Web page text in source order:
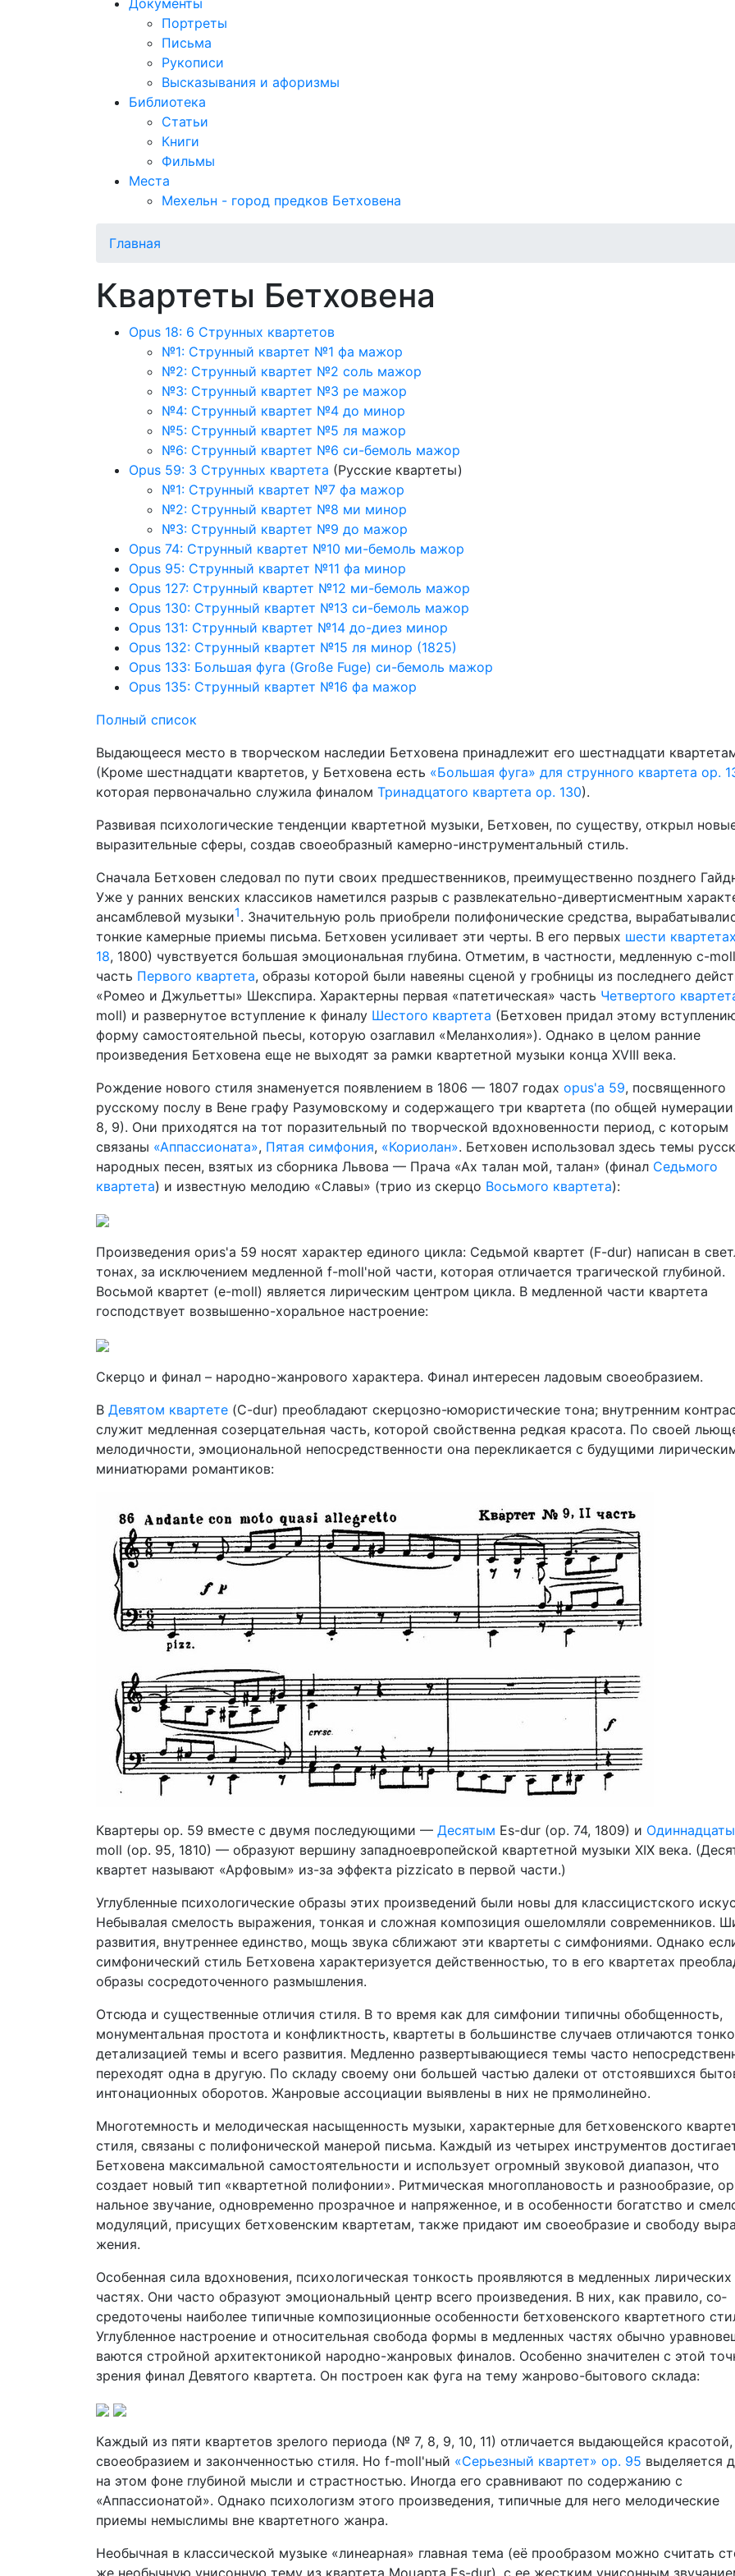
Документы
Портреты
Письма
Рукописи
Высказывания и афоризмы
Библиотека
Статьи
Книги
Фильмы
Места
Мехельн - город предков Бетховена
Главная
Квартеты Бетховена
Opus 18: 6 Струнных квартетов
№1: Струнный квартет №1 фа мажор
№2: Струнный квартет №2 соль мажор
№3: Струнный квартет №3 ре мажор
№4: Струнный квартет №4 до минор
№5: Струнный квартет №5 ля мажор
№6: Струнный квартет №6 си-бемоль мажор
Opus 59: 3 Струнных квартета (Русские квартеты)
№1: Струнный квартет №7 фа мажор
№2: Струнный квартет №8 ми минор
№3: Струнный квартет №9 до мажор
Opus 74: Струнный квартет №10 ми-бемоль мажор
Opus 95: Струнный квартет №11 фа минор
Opus 127: Струнный квартет №12 ми-бемоль мажор
Opus 130: Струнный квартет №13 си-бемоль мажор
Opus 131: Струнный квартет №14 до-диез минор
Opus 132: Струнный квартет №15 ля минор (1825)
Opus 133: Большая фуга (Große Fuge) си-бемоль мажор
Opus 135: Струнный квартет №16 фа мажор
Полный список
Выдающееся место в творческом наследии Бетховена принадле­жит его шестнадцати
(Кроме шестнадцати квартетов, у Бетховена есть «Большая фуга» для струнного квартета ор.
которая первоначально служила финалом Тринад­цатого квартета ор. 130).
Развивая психологические тенденции квартетной музыки, Бет­ховен, по существу, открыл
выразительные сферы, создав своеобразный камерно-инструментальный стиль.
Сначала Бетховен следовал по пути своих предшественников, преимущественно позднего
Уже у ранних венских класси­ков наметился разрыв с развлекательно-дивертисментным
ансамблевой музыки1. Значительную роль приобрели поли­фонические средства,
тонкие камерные приемы письма. Бетховен усиливает эти черты. В его первых шести
18, 1800) чувствуется большая эмоциональная глубина. Отметим, в частности, медленную c-
часть Первого квар­тета, образы которой были навеяны сценой у гробницы из послед­него
«Ромео и Джульетты» Шекспира. Характерны пер­вая «патетическая» часть Четвертого
moll) и разверну­тое вступление к финалу Шестого квартета (Бетховен придал это­му
форму самостоятельной пьесы, которую озаглавил «Меланхолия»). Однако в целом ранние
произведения Бетховена еще не выходят за рамки квартетной музыки конца XVIII века.
Рождение нового стиля знаменуется появлением в 1806 — 1807 годах opus'a 59, посвященного
русскому послу в Вене графу Разу­мовскому и содержащего три квартета (по общей
8, 9). Они приходятся на тот поразительный по творческой вдо­хновенности период, с которым
связаны «Аппассионата», Пятая симфония, «Кориолан». Бетховен использовал здесь темы
народных песен, взятых из сборника Львова — Прача «Ах талан мой, талан» (финал Седьмого
квартета) и известную мелодию «Славы» (трио из скерцо Восьмого квартета):
Произведения ориs'a 59 носят характер единого цикла: Седь­мой квартет (F-dur) написан в
тонах, за исключением медленной f-moll'ной части, которая отличается трагической глу­биной.
Восьмой квартет (e-moll) является лирическим центром цикла. В медленной части квартета
господствует возвышенно-хо­ральное настроение:
Скерцо и финал – народно-жанрового характера. Финал интересен ладовым своеобразием.
В Девятом квартете (C-dur) преобладают скерцозно-юмористические тона; внутренним
служит медленная созерцательная часть, которой свойственна редкая красота. По своей
мелодичности, эмоциональной непосредственности она перекликается с будущими
миниатюрами романтиков:
Квартеры ор. 59 вместе с двумя последующими — Десятым Es-dur (op. 74, 1809) и
moll (op. 95, 1810) — обра­зуют вершину западноевропейской квартетной музыки XIX века.
квартет называют «Арфовым» из-за эффекта pizzicato в первой части.)
Углубленные психологические образы этих произведений были новы для классицистского
Небывалая смелость выражения, тонкая и сложная композиция ошеломляли современников.
развития, внутреннее единство, мощь звука сближают эти квартеты с симфониями. Однако
симфонический стиль Бетхо­вена характеризуется действенностью, то в его квартетах
образы сосредоточенного размышления.
Отсюда и существенные отличия стиля. В то время как для симфонии типичны обобщенность,
монументальная простота и конфликтность, квартеты в большинстве случаев отличаются
детализацией темы и всего развития. Медленно развертывающиеся темы часто
переходят одна в другую. По складу своему они большей частью далеки от отстоявшихся
интонационных оборотов. Жанровые ассоциации выявлены в них не прямолинейно.
Многотемность и мелодическая насыщенность музыки, характерные для бетховенского
стиля, связаны с полифонической манерой письма. Каждый из четырех инструментов
Бетховена максимальной самостоятельности и использует огромный звуковой диапазон, что
создает новый тип «квартетной полифонии». Ритмическая многоплановость и разнообразие,
нальное звучание, одновременно прозрачное и напряженное, и в особенности богатство и
модуляций, присущих бетховенским квартетам, также придают им своеобразие и свободу
жения.
Особенная сила вдохновения, психологическая тонкость про­являются в медленных лирических
частях. Они часто образуют эмоциональный центр всего произведения. В них, как правило, со­
средоточены наиболее типичные композиционные особенности бетховенского квартетного
Углубленное настроение и относи­тельная свобода формы в медленных частях обычно
ваются стройной архитектоникой народно-жанровых финалов. Осо­бенно значителен с этой
зрения финал Девятого квартета. Он построен как фуга на тему жанрово-бытового склада:
Каждый из пяти квартетов зрелого периода (№ 7, 8, 9, 10, 11) отличается выдающейся красотой,
своеобразием и законченностью стиля. Но f-moll'ный «Серьезный квартет» ор. 95 выделяется
на этом фоне глубиной мысли и страстностью. Иногда его сравнивают по содержанию с
«Аппассионатой». Однако психоло­гизм этого произведения, типичные для него мелодические
приемы немыслимы вне квартетного жанра.
Необычная в классической музыке «линеарная» главная тема (её прообразом можно считать
же необычную унисонную тему из квартета Моцарта Es-dur), с ее жестким унисонным